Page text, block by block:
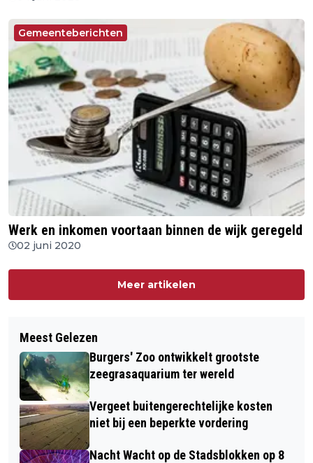
Gemeenteberichten
Werk en inkomen voortaan binnen de wijk geregeld
02 juni 2020
Meer artikelen
Meest Gelezen
Burgers' Zoo ontwikkelt grootste
zeegrasaquarium ter wereld
Vergeet buitengerechtelijke kosten
niet bij een beperkte vordering
Nacht Wacht op de Stadsblokken op 8